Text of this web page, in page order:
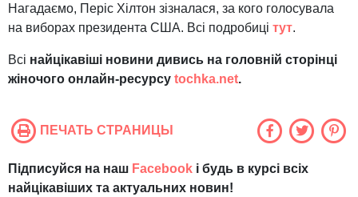
Нагадаємо, Періс Хілтон зізналася, за кого голосувала
на виборах президента США. Всі подробиці тут.
Всі найцікавіші новини дивись на головній сторінці
жіночого онлайн-ресурсу tochka.net.
ПЕЧАТЬ СТРАНИЦЫ
Підписуйся на наш Facebook і будь в курсі всіх
найцікавіших та актуальних новин!